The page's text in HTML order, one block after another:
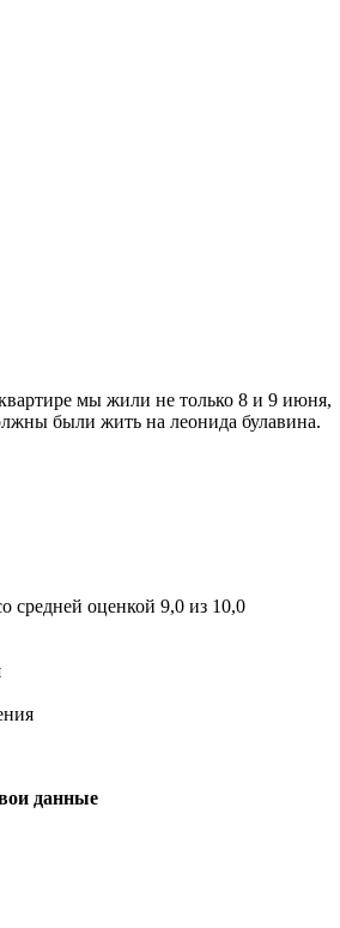
мы жили не только 8 и 9 июня,
были жить на леонида булавина.
средней оценкой 9,0 из 10,0
данные